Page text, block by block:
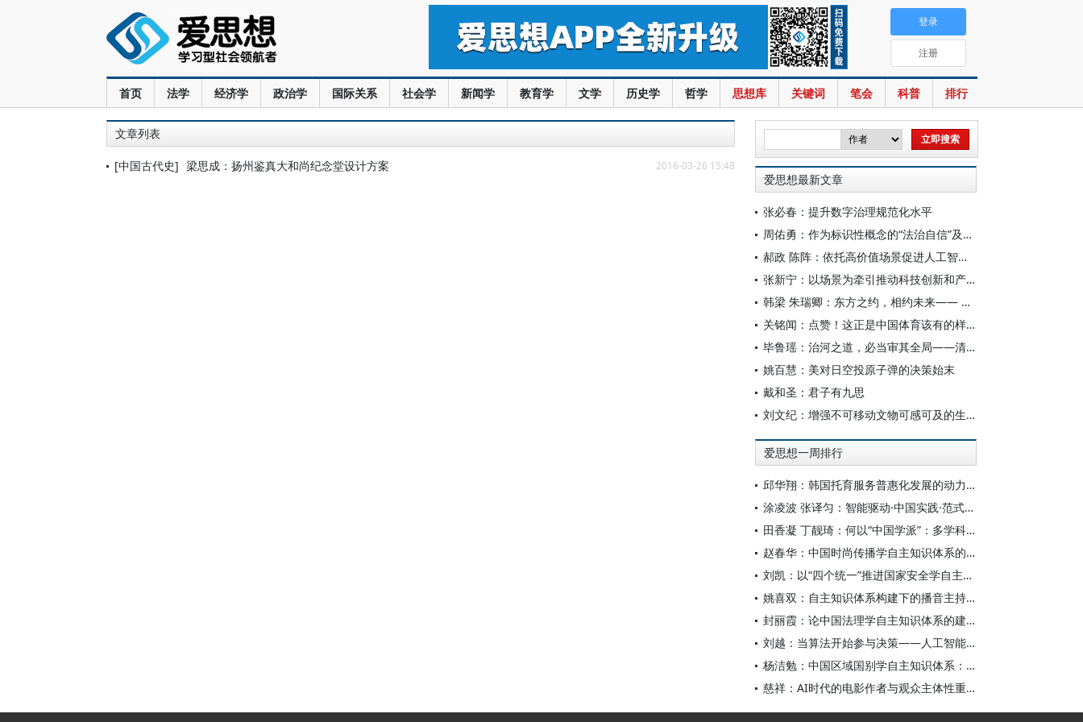
首页 法学 经济学 政治学 国际关系 社会学 新闻学 教育学 文学 历史学 哲学 思想库 关键词 笔会 科普 排行
登录
注册
文章列表
[中国古代史] 梁思成：扬州鉴真大和尚纪念堂设计方案 2016-03-26 15:48
爱思想最新文章
张必春：提升数字治理规范化水平
周佑勇：作为标识性概念的“法治自信”及其时代意蕴
郝政 陈阵：依托高价值场景促进人工智能高质量数据集建设
张新宁：以场景为牵引推动科技创新和产业创新深度融合
韩梁 朱瑞卿：东方之约，相约未来—— 中国元首外交的世界情怀与大国气派
关铭闻：点赞！这正是中国体育该有的样子
毕鲁瑶：治河之道，必当审其全局——清代靳辅的治水理念与实践
姚百慧：美对日空投原子弹的决策始末
戴和圣：君子有九思
刘文纪：增强不可移动文物可感可及的生命力
爱思想一周排行
邱华翔：韩国托育服务普惠化发展的动力机制、制度路径与政策效应
涂凌波 张译匀：智能驱动·中国实践·范式创新：“构建中国新闻传播学自主知识体系”专题研讨会综述
田香凝 丁靓琦：何以“中国学派”：多学科视野下中国特色新闻传播学建设的研究
赵春华：中国时尚传播学自主知识体系的内在逻辑与实践路径
刘凯：以“四个统一”推进国家安全学自主知识体系构建
姚喜双：自主知识体系构建下的播音主持高等专业教育研究
封丽霞：论中国法理学自主知识体系的建构
刘越：当算法开始参与决策——人工智能重塑全球治理的底层逻辑
杨洁勉：中国区域国别学自主知识体系：本原、借鉴和建构
慈祥：AI时代的电影作者与观众主体性重构